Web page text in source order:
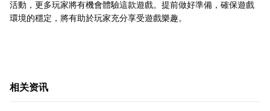
活動，更多玩家將有機會體驗這款遊戲。提前做好準備，確保遊戲
環境的穩定，將有助於玩家充分享受遊戲樂趣。
相关资讯